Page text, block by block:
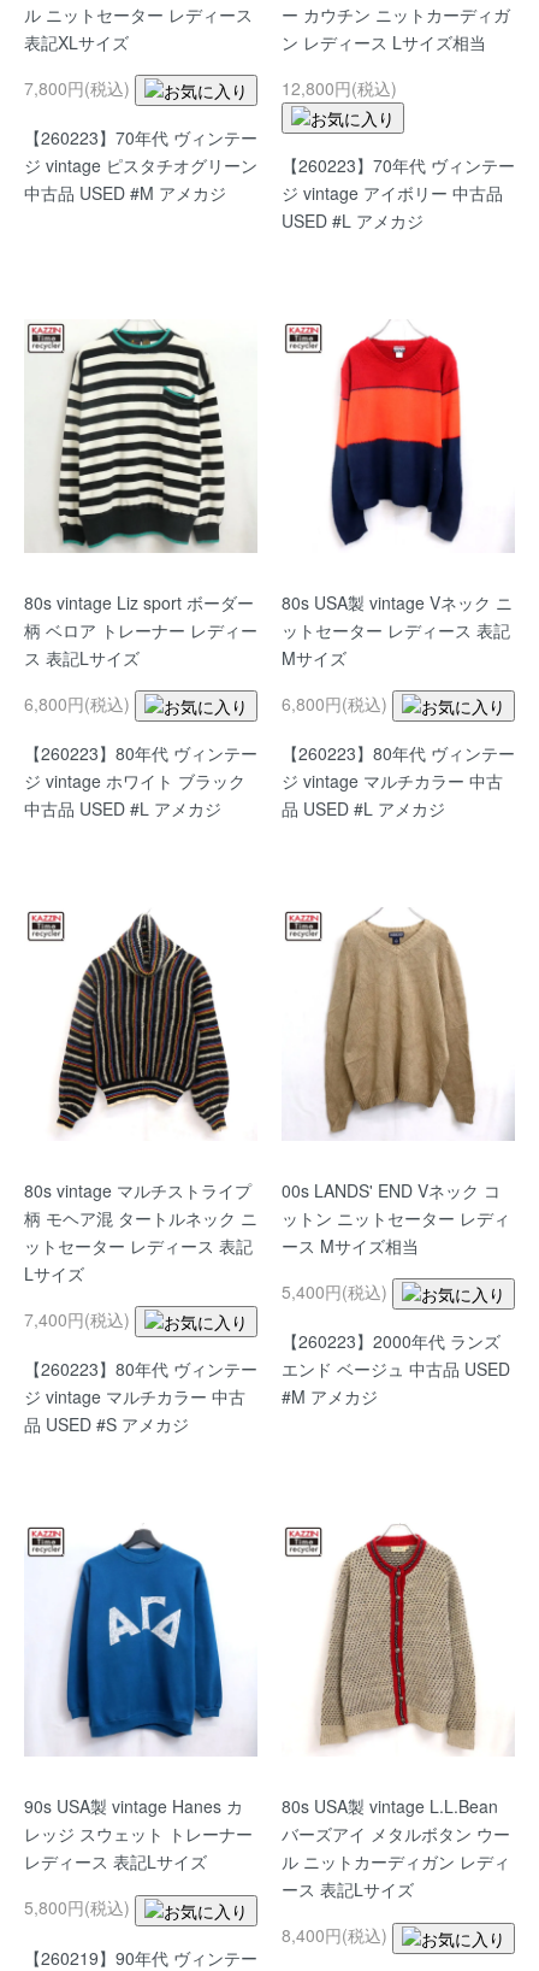
ル ニットセーター レディース
表記XLサイズ
7,800円(税込)
【260223】70年代 ヴィンテー
ジ vintage ピスタチオグリーン
中古品 USED #M アメカジ
ー カウチン ニットカーディガ
ン レディース Lサイズ相当
12,800円(税込)
【260223】70年代 ヴィンテー
ジ vintage アイボリー 中古品
USED #L アメカジ
80s vintage Liz sport ボーダー
柄 ベロア トレーナー レディー
ス 表記Lサイズ
6,800円(税込)
【260223】80年代 ヴィンテー
ジ vintage ホワイト ブラック
中古品 USED #L アメカジ
80s USA製 vintage Vネック ニ
ットセーター レディース 表記
Mサイズ
6,800円(税込)
【260223】80年代 ヴィンテー
ジ vintage マルチカラー 中古
品 USED #L アメカジ
80s vintage マルチストライプ
柄 モヘア混 タートルネック ニ
ットセーター レディース 表記
Lサイズ
7,400円(税込)
【260223】80年代 ヴィンテー
ジ vintage マルチカラー 中古
品 USED #S アメカジ
00s LANDS' END Vネック コ
ットン ニットセーター レディ
ース Mサイズ相当
5,400円(税込)
【260223】2000年代 ランズ
エンド ベージュ 中古品 USED
#M アメカジ
90s USA製 vintage Hanes カ
レッジ スウェット トレーナー
レディース 表記Lサイズ
5,800円(税込)
【260219】90年代 ヴィンテー
80s USA製 vintage L.L.Bean
バーズアイ メタルボタン ウー
ル ニットカーディガン レディ
ース 表記Lサイズ
8,400円(税込)